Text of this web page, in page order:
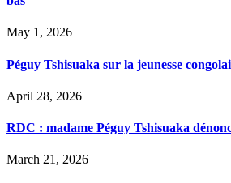
May 1, 2026
Péguy Tshisuaka sur la jeunesse
April 28, 2026
RDC : madame Péguy Tshisuaka
March 21, 2026